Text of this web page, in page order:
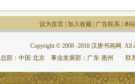
设为首页 加入收藏 广告联系 本
Copyright © 2008 -2010 汉唐书画网. All
总部：中国·北京 事业发展部：广东·惠州 联系